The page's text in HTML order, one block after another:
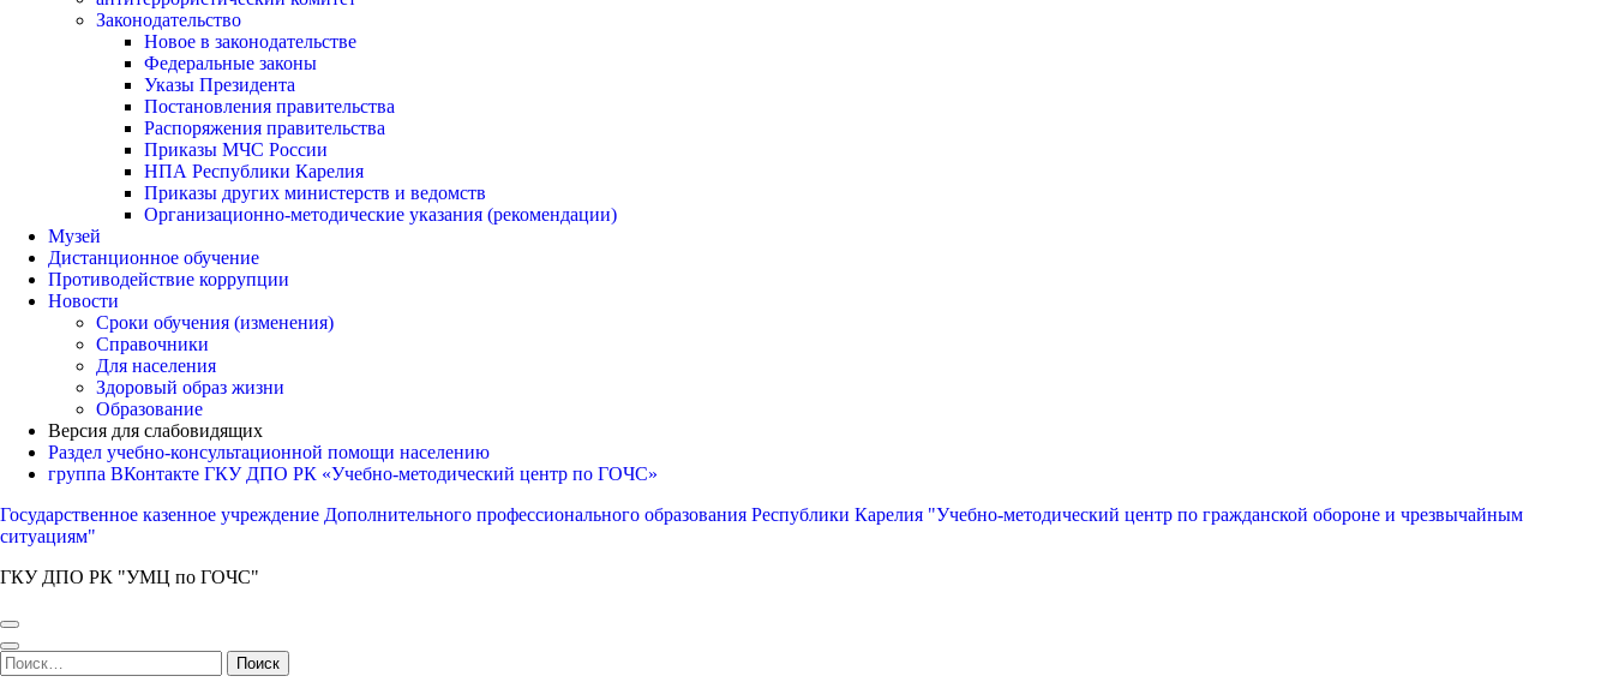
Законодательство
Новое в законодательстве
Федеральные законы
Указы Президента
Постановления правительства
Распоряжения правительства
Приказы МЧС России
НПА Республики Карелия
Приказы других министерств и ведомств
Организационно-методические указания (рекомендации)
Музей
Дистанционное обучение
Противодействие коррупции
Новости
Сроки обучения (изменения)
Справочники
Для населения
Здоровый образ жизни
Образование
Версия для слабовидящих
Раздел учебно-консультационной помощи населению
группа ВКонтакте ГКУ ДПО РК «Учебно-методический центр по ГОЧС»
Государственное казенное учреждение Дополнительного профессионального образования Республики Карелия "Учебно-методический центр по гражданской обороне и чрезвычайным
ситуациям"
ГКУ ДПО РК "УМЦ по ГОЧС"
Найти: